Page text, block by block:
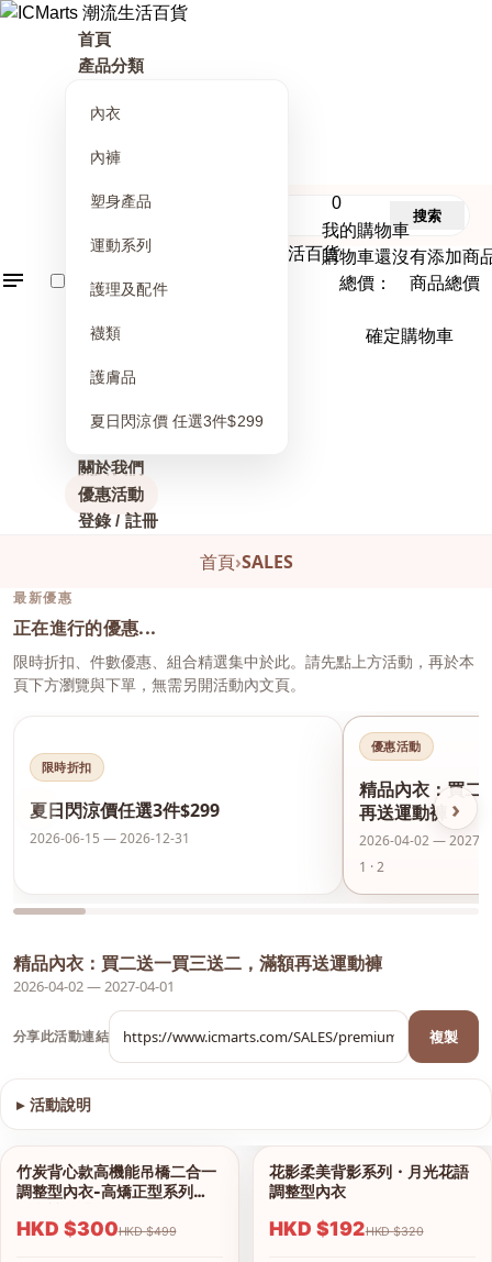
首頁
產品分類
內衣
內褲
塑身產品
運動系列
護理及配件
襪類
護膚品
夏日閃涼價 任選3件$299
關於我們
優惠活動
登錄 / 註冊
0
我的購物車
購物車還沒有添加商
總價： 商品總價
確定購物車
搜索
首頁›SALES
最新優惠
正在進行的優惠...
限時折扣、件數優惠、組合精選集中於此。請先點上方活動，再於本
頁下方瀏覽與下單，無需另開活動內文頁。
‹ ›
限時折扣
夏日閃涼價任選3件$299
2026-06-15 — 2026-12-31
優惠活動
精品內衣：買二
再送運動褲
2026-04-02 — 2027-
1 · 2
精品內衣：買二送一買三送二，滿額再送運動褲
2026-04-02 — 2027-04-01
分享此活動連結 複製
▸ 活動說明
1/13
查看圖片
竹炭背心款高機能吊橋二合一
調整型內衣-高矯正型系列
HKD $300 HKD $499
1/18
花影柔美背影系列・月光花語
調整型內衣
HKD $192 HKD $320